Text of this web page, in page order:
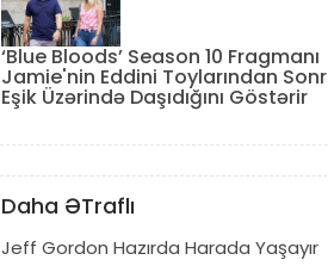
‘Blue Bloods’ Season 10 Fragmanı
Jamie'nin Eddini Toylarından
Eşik Üzərində Daşıdığını Göstərir
Daha ƏTraflı
Jeff Gordon Hazırda Harada Yaşayır